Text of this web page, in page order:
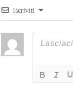
Iscriviti